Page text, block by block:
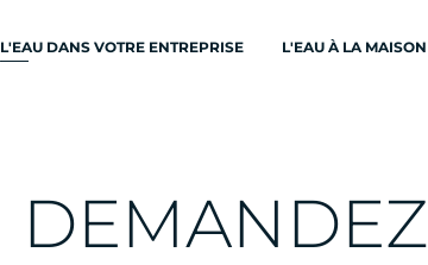
L'EAU DANS VOTRE ENTREPRISE
ROBINETS DE CUISINE
L'EAU À LA MAISON
DEMANDEZ